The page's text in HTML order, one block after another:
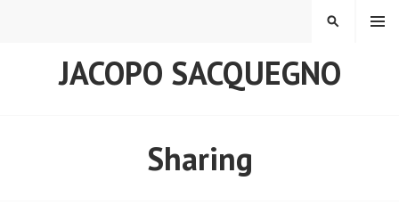
JACOPO SACQUEGNO
MENU
Sharing